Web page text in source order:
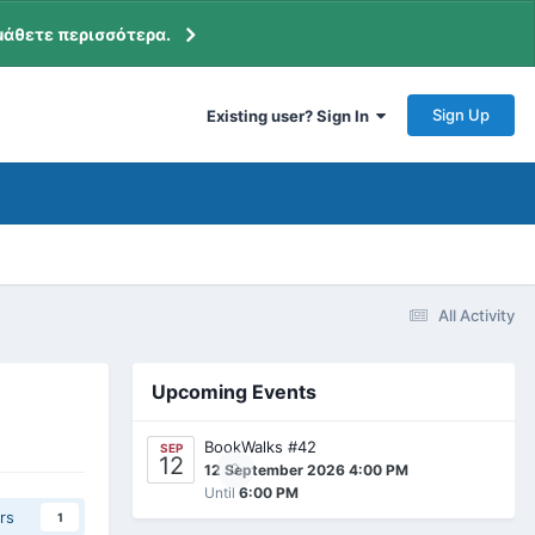
περισσότερα.
Existing user? Sign In Sign Up
All Activity
1
Upcoming Events
SEP
12 0
BookWalks #42
12 September 2026 4:00 PM
Until 6:00 PM